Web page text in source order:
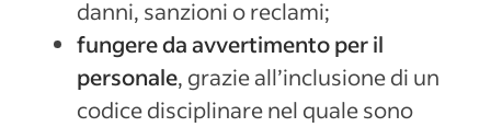
danni, sanzioni o reclami;
fungere da avvertimento per il
personale, grazie all’inclusione di un
codice disciplinare nel quale sono